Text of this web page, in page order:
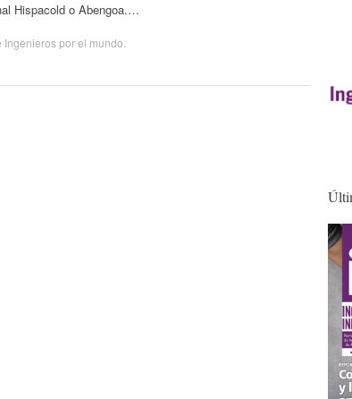
Hispacold o Abengoa.…
Ingenieros por el mundo